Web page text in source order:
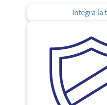
Integra la